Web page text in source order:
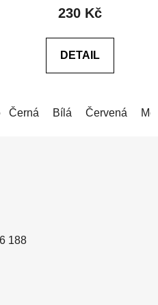
Modrá (světlá) Šedá
produktu
z
230 Kč
DETAIL
Černá Bílá Červená
188